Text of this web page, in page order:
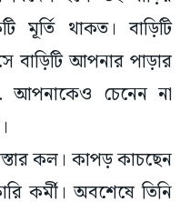
থাকত। বাড়িটি
বাড়িটি আপনার পাড়ার
আপনাকেও চেনেন না
কল। কাপড় কাচছেন
কর্মী। অবশেষে তিনি